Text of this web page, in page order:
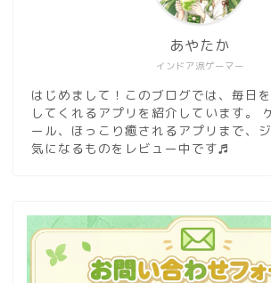
インドア派ゲーマー
あやたか
はじめまして！このブログでは、毎日
してくれるアプリを紹介しています。
ール、ほっこり癒されるアプリまで、
気になるものをレビュー中です♬